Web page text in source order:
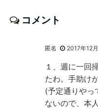
コメント
匿名 2017年12
１、週に一回
たわ。手助け
(予定通りやっ
ないので、本